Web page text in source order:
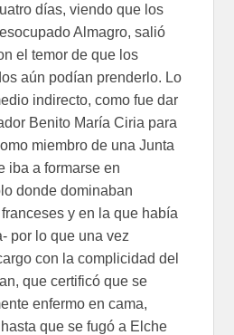
días, viendo que los
Almagro, salió
el temor de que los
aún podían prenderlo. Lo
indirecto, como fue dar
Benito María Ciria para
miembro de una Junta
iba a formarse en
donde dominaban
y en la que había
por lo que una vez
con la complicidad del
que certificó que se
enfermo en cama,
que se fugó a Elche